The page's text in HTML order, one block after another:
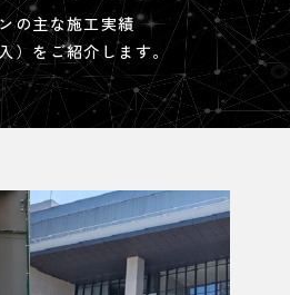
の主な施工実績
）をご紹介します。